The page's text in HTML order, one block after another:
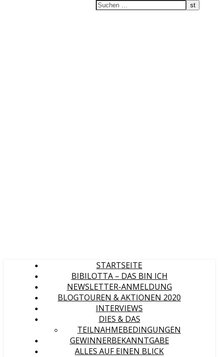
STARTSEITE
BIBILOTTA – DAS BIN ICH
NEWSLETTER-ANMELDUNG
BLOGTOUREN & AKTIONEN 2020
INTERVIEWS
DIES & DAS
TEILNAHMEBEDINGUNGEN
GEWINNERBEKANNTGABE
ALLES AUF EINEN BLICK